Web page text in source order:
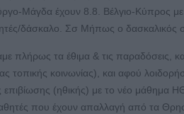
Μάγδα έχουν 8.8. Βέλγιο-Κύπρος
δάσκαλο. Σσ Μήπως ο δασκαλικός
πλήρως τα έθιμα & τις παραδόσεις,
τοπικής κοινωνίας), και αφού
επιβίωσης (ηθικής) με το νέο
που έχουν απαλλαγή από τα